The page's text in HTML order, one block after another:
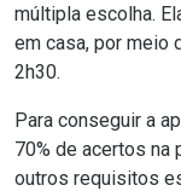
múltipla escolha.
em casa, por meio
2h30.
Para conseguir a
70% de acertos na
outros requisitos